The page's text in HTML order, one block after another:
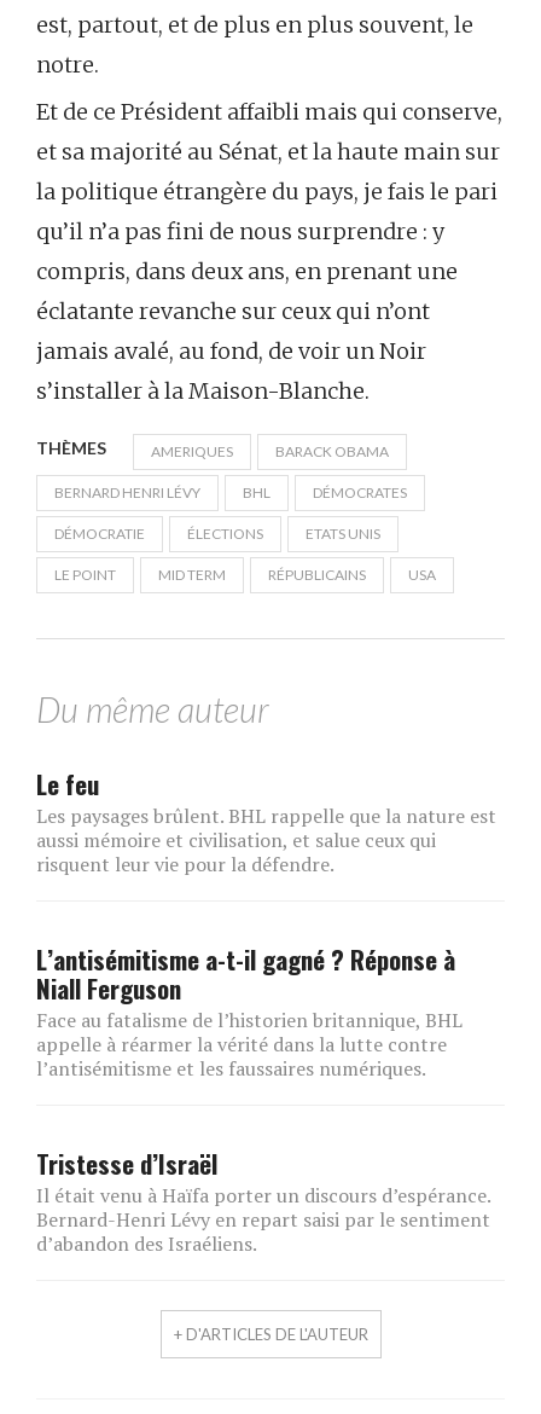
est, partout, et de plus en plus souvent, le
notre.
Et de ce Président affaibli mais qui conserve,
et sa majorité au Sénat, et la haute main sur
la politique étrangère du pays, je fais le pari
qu’il n’a pas fini de nous surprendre : y
compris, dans deux ans, en prenant une
éclatante revanche sur ceux qui n’ont
jamais avalé, au fond, de voir un Noir
s’installer à la Maison-Blanche.
THÈMES AMERIQUES BARACK OBAMA
BERNARD HENRI LÉVY BHL DÉMOCRATES
DÉMOCRATIE ÉLECTIONS ETATS UNIS
LE POINT MID TERM RÉPUBLICAINS USA
Du même auteur
Le feu
Les paysages brûlent. BHL rappelle que la nature est
aussi mémoire et civilisation, et salue ceux qui
risquent leur vie pour la défendre.
L’antisémitisme a-t-il gagné ? Réponse à
Niall Ferguson
Face au fatalisme de l’historien britannique, BHL
appelle à réarmer la vérité dans la lutte contre
l’antisémitisme et les faussaires numériques.
Tristesse d’Israël
Il était venu à Haïfa porter un discours d’espérance.
Bernard-Henri Lévy en repart saisi par le sentiment
d’abandon des Israéliens.
+ D'ARTICLES DE L'AUTEUR